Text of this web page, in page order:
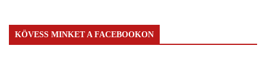
KÖVESS MINKET A FACEBOOKON